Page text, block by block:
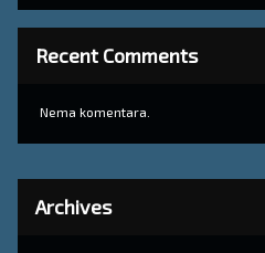
Recent Comments
Nema komentara.
Archives